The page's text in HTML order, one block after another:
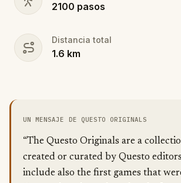
2100 pasos
Distancia total
1.6 km
UN MENSAJE DE QUESTO ORIGINALS
“The Questo Originals are a
created or curated by Questo
include also the first games that